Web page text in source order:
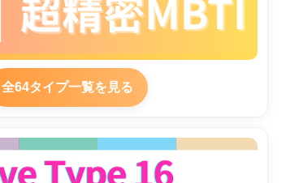
全64タイプ一覧を見る